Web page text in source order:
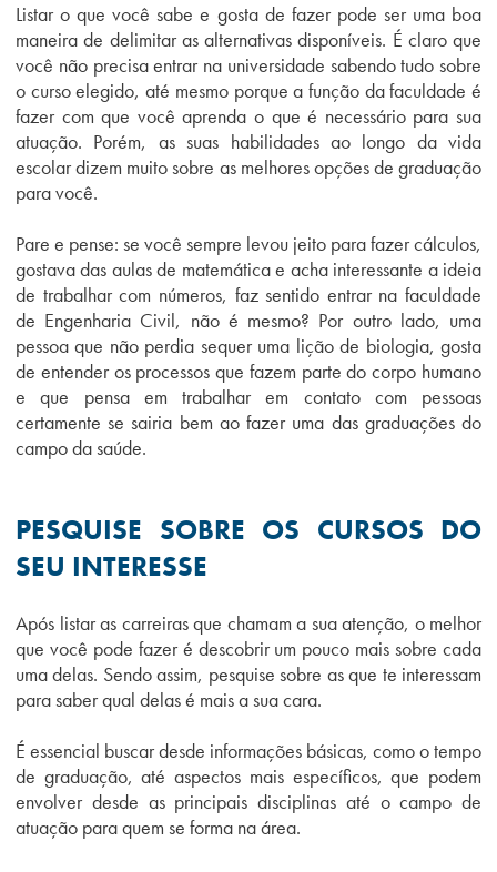
Listar o que você sabe e gosta de fazer pode ser uma boa
maneira de delimitar as alternativas disponíveis. É claro que
você não precisa entrar na universidade sabendo tudo sobre
o curso elegido, até mesmo porque a função da faculdade é
fazer com que você aprenda o que é necessário para sua
atuação. Porém, as suas habilidades ao longo da vida
escolar dizem muito sobre as melhores opções de graduação
para você.
Pare e pense: se você sempre levou jeito para fazer cálculos,
gostava das aulas de matemática e acha interessante a ideia
de trabalhar com números, faz sentido entrar na faculdade
de Engenharia Civil, não é mesmo? Por outro lado, uma
pessoa que não perdia sequer uma lição de biologia, gosta
de entender os processos que fazem parte do corpo humano
e que pensa em trabalhar em contato com pessoas
certamente se sairia bem ao fazer uma das graduações do
campo da saúde.
PESQUISE SOBRE OS CURSOS DO
SEU INTERESSE
Após listar as carreiras que chamam a sua atenção, o melhor
que você pode fazer é descobrir um pouco mais sobre cada
uma delas. Sendo assim, pesquise sobre as que te interessam
para saber qual delas é mais a sua cara.
É essencial buscar desde informações básicas, como o tempo
de graduação, até aspectos mais específicos, que podem
envolver desde as principais disciplinas até o campo de
atuação para quem se forma na área.